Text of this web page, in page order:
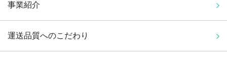
事業紹介
運送品質へのこだわり